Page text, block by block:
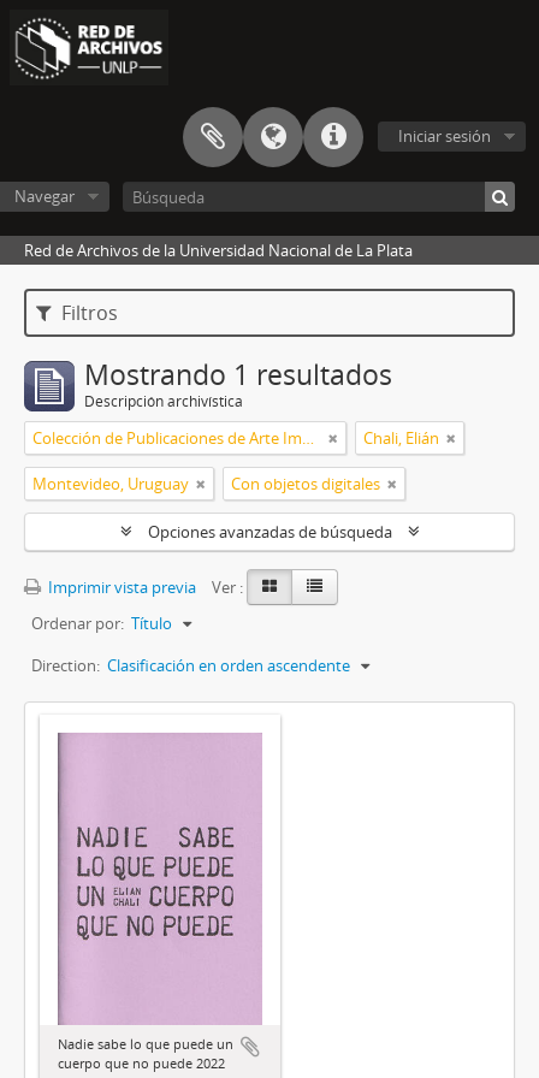
Iniciar sesión
Navegar
Red de Archivos de la Universidad Nacional de La Plata
Filtros
Mostrando 1 resultados
Descripción archivística
Colección de Publicaciones de Arte Impreso Chali, Elián
Montevideo, Uruguay Con objetos digitales
Opciones avanzadas de búsqueda
Imprimir vista previa
Ver :
Ordenar por: Título
Direction: Clasificación en orden ascendente
Nadie sabe lo que puede un
cuerpo que no puede 2022